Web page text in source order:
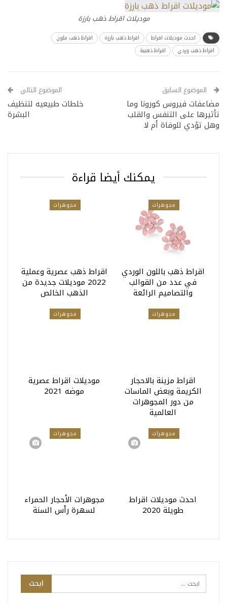
موديلات اقراط ذهب بارزة
احدث موديلات اقراط اقراط ذهب بارزة
اقراط ذهب ملون
اقراط ذهب وردي
اقراط ذهبية
الموضوع السابق
مضاعفات فيروس كورونا وما
تأثيرها على التنفس والقلب
وهل تؤدي للوفاة أم لا
الموضوع التالي
خلطات طبيعيه لتنظيف
البشرة
يمكنك أيضا قراءة
مجوهرات
اقراط ذهب باللون الوردي
في عدد من القوالب
والتصاميم الرائعة
مجوهرات
اقراط ذهب عصرية وعملية
2022 موديلات جديدة من
الذهب الخالص
مجوهرات
اقراط مزينة بالاحجار
الكريمة وبعض الماسات
من دور المجوهرات
العالمية
مجوهرات
موديلات اقراط عصرية
موضه 2021
مجوهرات
احدث موديلات اقراط
طويلة 2020
مجوهرات
مجوهرات الأحجار الحمراء
لسهرة رأس السنة